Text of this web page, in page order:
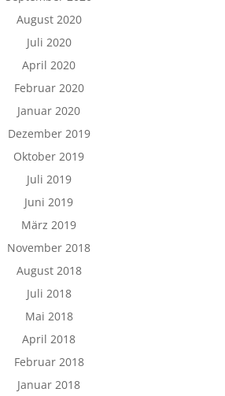
August 2020
Juli 2020
April 2020
Februar 2020
Januar 2020
Dezember 2019
Oktober 2019
Juli 2019
Juni 2019
März 2019
November 2018
August 2018
Juli 2018
Mai 2018
April 2018
Februar 2018
Januar 2018